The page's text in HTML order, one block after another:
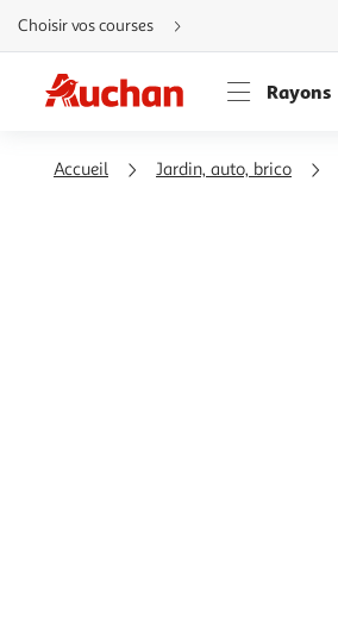
Aller
directement
au
Aller
directement
à
Aller
directement
Choisir vos courses
Rayons
Accueil Jardin, auto, brico